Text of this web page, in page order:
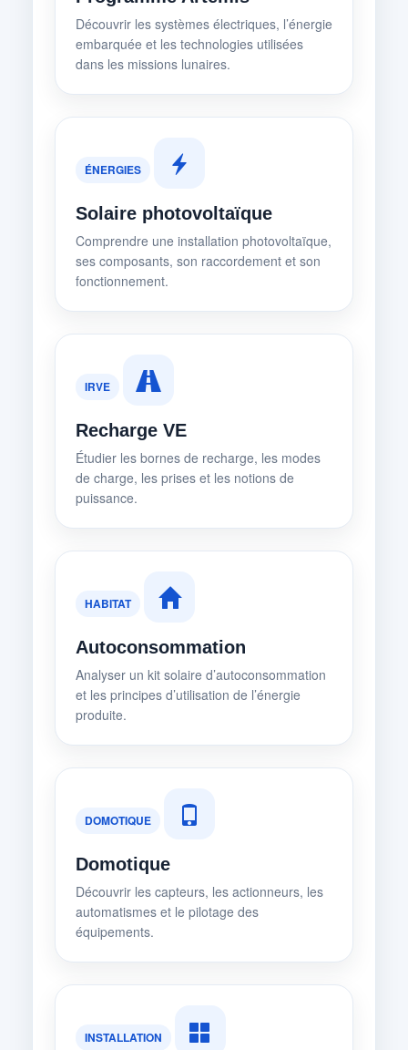
Découvrir les systèmes électriques, l’énergie
embarquée et les technologies utilisées
dans les missions lunaires.
ÉNERGIES
Solaire photovoltaïque
Comprendre une installation photovoltaïque,
ses composants, son raccordement et son
fonctionnement.
IRVE
Recharge VE
Étudier les bornes de recharge, les modes
de charge, les prises et les notions de
puissance.
HABITAT
Autoconsommation
Analyser un kit solaire d’autoconsommation
et les principes d’utilisation de l’énergie
produite.
DOMOTIQUE
Domotique
Découvrir les capteurs, les actionneurs, les
automatismes et le pilotage des
équipements.
INSTALLATION